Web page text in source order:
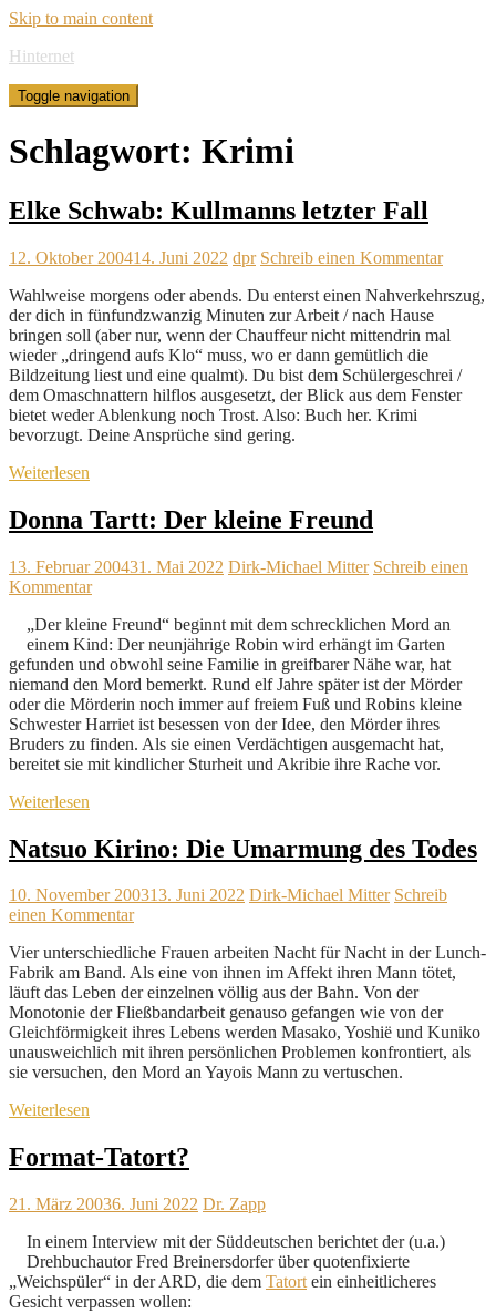
Skip to main content
Hinternet
Toggle navigation
Schlagwort: Krimi
Elke Schwab: Kullmanns letzter Fall
12. Oktober 200414. Juni 2022 dpr Schreib einen Kommentar
Wahlweise morgens oder abends. Du enterst einen Nahverkehrszug,
der dich in fünfundzwanzig Minuten zur Arbeit / nach Hause
bringen soll (aber nur, wenn der Chauffeur nicht mittendrin mal
wieder „dringend aufs Klo“ muss, wo er dann gemütlich die
Bildzeitung liest und eine qualmt). Du bist dem Schülergeschrei /
dem Omaschnattern hilflos ausgesetzt, der Blick aus dem Fenster
bietet weder Ablenkung noch Trost. Also: Buch her. Krimi
bevorzugt. Deine Ansprüche sind gering.
Weiterlesen
Donna Tartt: Der kleine Freund
13. Februar 200431. Mai 2022 Dirk-Michael Mitter Schreib einen
Kommentar
„Der kleine Freund“ beginnt mit dem schrecklichen Mord an
einem Kind: Der neunjährige Robin wird erhängt im Garten
gefunden und obwohl seine Familie in greifbarer Nähe war, hat
niemand den Mord bemerkt. Rund elf Jahre später ist der Mörder
oder die Mörderin noch immer auf freiem Fuß und Robins kleine
Schwester Harriet ist besessen von der Idee, den Mörder ihres
Bruders zu finden. Als sie einen Verdächtigen ausgemacht hat,
bereitet sie mit kindlicher Sturheit und Akribie ihre Rache vor.
Weiterlesen
Natsuo Kirino: Die Umarmung des Todes
10. November 200313. Juni 2022 Dirk-Michael Mitter Schreib
einen Kommentar
Vier unterschiedliche Frauen arbeiten Nacht für Nacht in der Lunch-
Fabrik am Band. Als eine von ihnen im Affekt ihren Mann tötet,
läuft das Leben der einzelnen völlig aus der Bahn. Von der
Monotonie der Fließbandarbeit genauso gefangen wie von der
Gleichförmigkeit ihres Lebens werden Masako, Yoshië und Kuniko
unausweichlich mit ihren persönlichen Problemen konfrontiert, als
sie versuchen, den Mord an Yayois Mann zu vertuschen.
Weiterlesen
Format-Tatort?
21. März 20036. Juni 2022 Dr. Zapp
In einem Interview mit der Süddeutschen berichtet der (u.a.)
Drehbuchautor Fred Breinersdorfer über quotenfixierte
„Weichspüler“ in der ARD, die dem Tatort ein einheitlicheres
Gesicht verpassen wollen: